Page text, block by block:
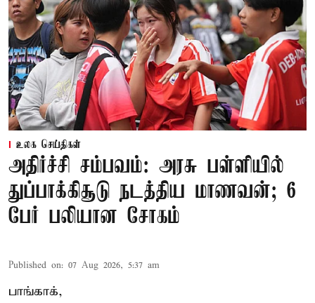
உலக செய்திகள்
அதிர்ச்சி சம்பவம்: அரசு பள்ளியில்
துப்பாக்கிசூடு நடத்திய மாணவன்; 6
பேர் பலியான சோகம்
Published on: 07 Aug 2026, 5:37 am
பாங்காக்,